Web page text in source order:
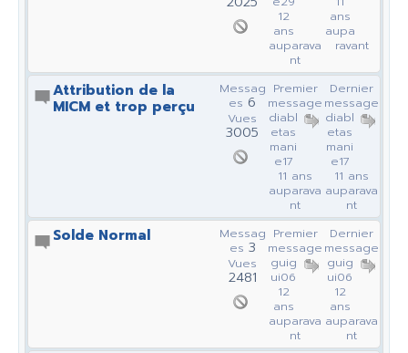
ans
aupa
ravant
12
ans
auparava
nt
Attribution de la
MICM et trop perçu
Dernier
message
diabl
etas
mani
e17
11 ans
auparava
nt
Premier
message
diabl
etas
mani
e17
11 ans
auparava
nt
Messag
es 6
Vues
3005
Solde Normal
Dernier
message
guig
ui06
12
ans
auparava
nt
Premier
message
guig
ui06
12
ans
auparava
nt
Messag
es 3
Vues
2481